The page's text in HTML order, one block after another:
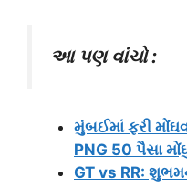
આ પણ વાંચો :
મુંબઈમાં ફરી
PNG 50 પૈસા
GT vs RR: